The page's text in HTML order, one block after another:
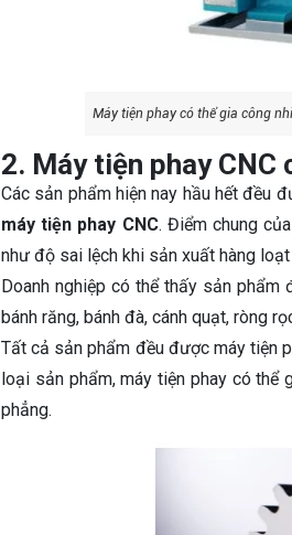
Máy tiện phay có thể gia công
2. Máy tiện phay CNC
Các sản phẩm hiện nay hầu hết đều
máy tiện phay CNC. Điểm chung
như độ sai lệch khi sản xuất hàng
Doanh nghiệp có thể thấy sản
bánh răng, bánh đà, cánh quạt, ròng
Tất cả sản phẩm đều được máy tiện
loại sản phẩm, máy tiện phay có thể
phẳng.